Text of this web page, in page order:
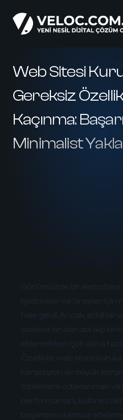
Web Sitesi
Gereksiz
Kaçınma:
Minimalist
Günümüzde bir web sitesi
işletmeler ve bireyler için
hale geldi. Ancak, etkili bir
sadece bir alan adı alıp
eklemekten çok daha
Özellikle, web sitesi
karşılaşılan en büyük
özelliklere odaklanmak ve
performansını, kullanıcı
başarısını olumsuz